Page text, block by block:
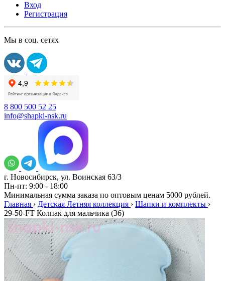
Вход
Регистрация
Мы в соц. сетях
8 800 500 52 25
info@shapki-nsk.ru
г. Новосибирск, ул. Воинская 63/3
Пн-пт: 9:00 - 18:00
Минимальная сумма заказа по оптовым ценам 5000 рублей.
Главная › Детская Летняя коллекция › Шапки и комплекты ›
29-50-FT Колпак для мальчика (36)